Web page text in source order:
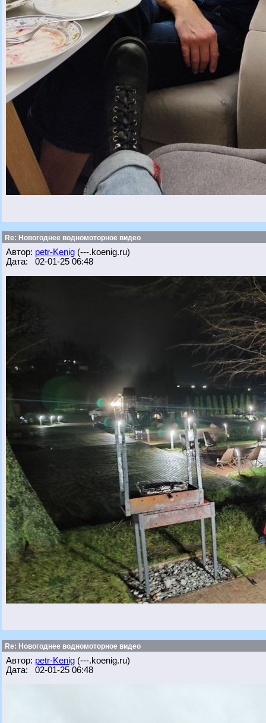
Re: Новогоднее водномоторное видео
Автор: petr-Kenig (---.koenig.ru)
Дата: 02-01-25 06:48
Re: Новогоднее водномоторное видео
Автор: petr-Kenig (---.koenig.ru)
Дата: 02-01-25 06:48